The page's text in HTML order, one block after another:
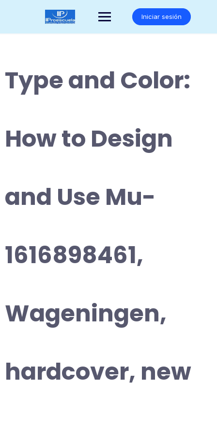
Iniciar sesión
Type and Color:
How to Design
and Use Mu-
1616898461,
Wageningen,
hardcover, new